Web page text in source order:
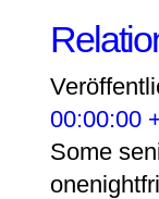
00:00:00
Some